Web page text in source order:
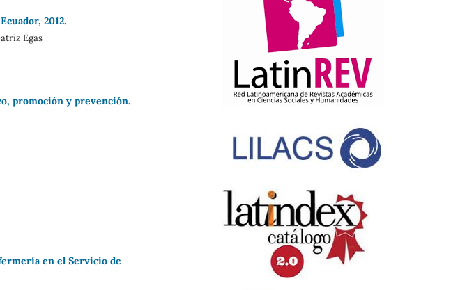
2012.
Egas
promoción y prevención.
en el Servicio de